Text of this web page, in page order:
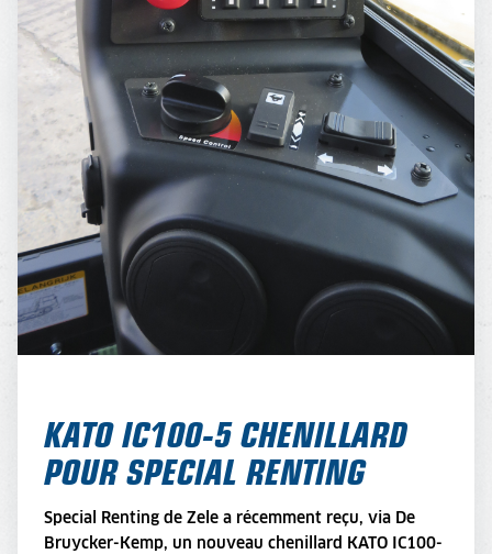
KATO IC100-5 CHENILLARD
POUR SPECIAL RENTING
Special Renting de Zele a récemment reçu, via De
Bruycker-Kemp, un nouveau chenillard KATO IC100-